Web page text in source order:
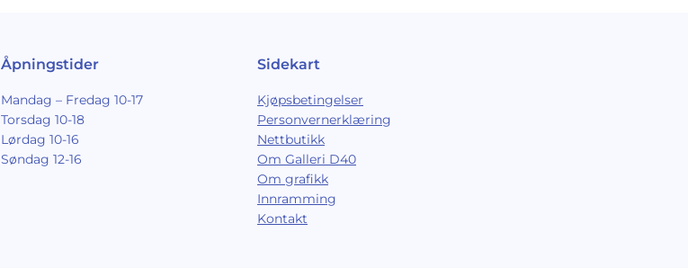
Åpningstider
Mandag – Fredag 10-17
Torsdag 10-18
Lørdag 10-16
Søndag 12-16
Sidekart
Kjøpsbetingelser
Personvernerklæring
Nettbutikk
Om Galleri D40
Om grafikk
Innramming
Kontakt